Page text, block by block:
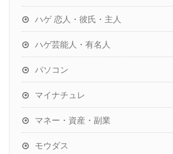
ハゲ 恋人・彼氏・主人
ハゲ芸能人・有名人
パソコン
マイナチュレ
マネー・資産・副業
モウダス